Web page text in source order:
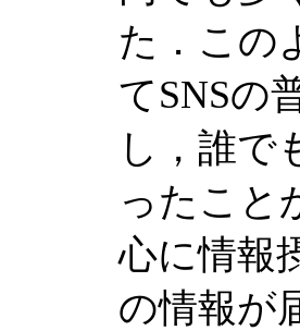
た．この
てSNSの
し，誰で
ったこと
心に情報
の情報が